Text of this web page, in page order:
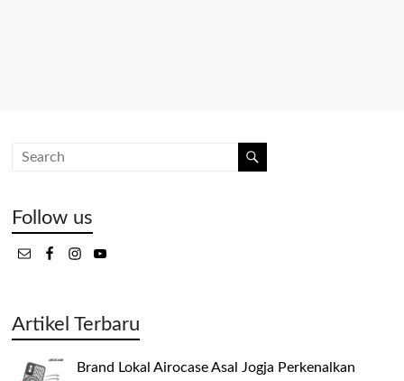
Follow us
Artikel Terbaru
Brand Lokal Airocase Asal Jogja Perkenalkan